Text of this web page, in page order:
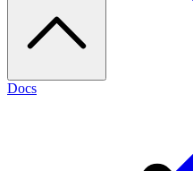
Docs